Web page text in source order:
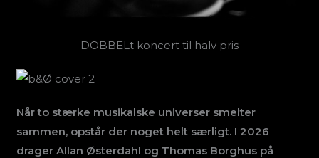
DOBBELt koncert til halv pris
Når to stærke musikalske universer smelter
sammen, opstår der noget helt særligt. I 2026
drager Allan Østerdahl og Thomas Borghus på